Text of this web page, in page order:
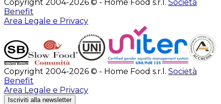
Copyright 2004-2026 © - Home Food s.r.l. Società
Benefit
Area Legale e Privacy
Copyright 2004-2026 © - Home Food s.r.l. Società
Benefit
Area Legale e Privacy
Iscriviti alla newsletter